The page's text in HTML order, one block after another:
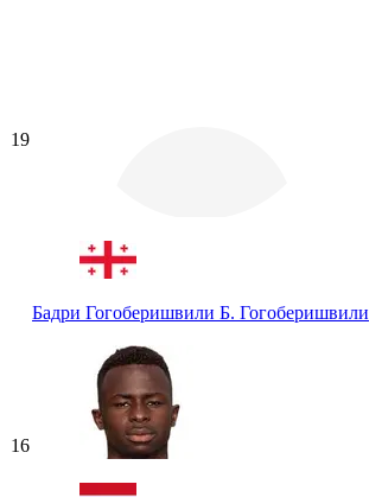
19
Бадри Гогоберишвили Б. Гогоберишвили
16